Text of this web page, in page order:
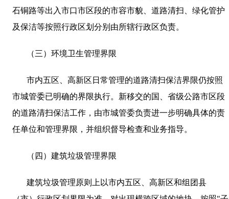
石铜路等出入市口市区段的市容市貌、道路清扫、绿化管护
及保洁等按照行政区划分别由所辖行政区负责。
（三）环境卫生管理界限
市内五区、高新区日常管理的道路清扫保洁界限仍按照
市城管委已明确的界限执行。新移交的国、省级公路市区段
的道路清扫保洁工作，由市城管委负责进一步明确具体的责
任单位和管理界限，并组织督导检查和业务指导。
（四）建筑垃圾管理界限
建筑垃圾管理原则上以市内五区、高新区和组团县